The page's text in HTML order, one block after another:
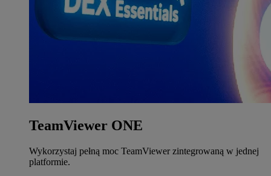
TeamViewer ONE
Wykorzystaj pełną moc TeamViewer zintegrowaną w jednej
platformie.